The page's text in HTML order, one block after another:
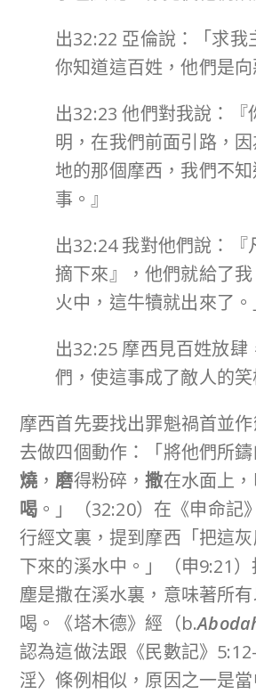
出32:22 亞倫說：「求我
你知道這百姓，他們是向
出32:23 他們對我說：『
明，在我們前面引路，
地的那個摩西，我們不
事。』
出32:24 我對他們說：『
摘下來』，他們就給了
火中，這牛犢就出來了。
出32:25 摩西見百姓放肆
們，使這事成了敵人的笑
摩西首先要找出罪魁禍首並
去做四個動作：「將他們所
燒 ， 磨得粉碎，撒在水面上
喝 。」（32:20）在《申命記
行經文裏，提到摩西「把這
下來的溪水中。」（申9:21
塵是撒在溪水裏，意味著所
喝。《塔木德》經（b.
認為這做法跟《民數記》
淫〉條例相似，原因之一是